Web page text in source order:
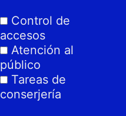
Control de
accesos
Atención al
público
Tareas de
conserjería